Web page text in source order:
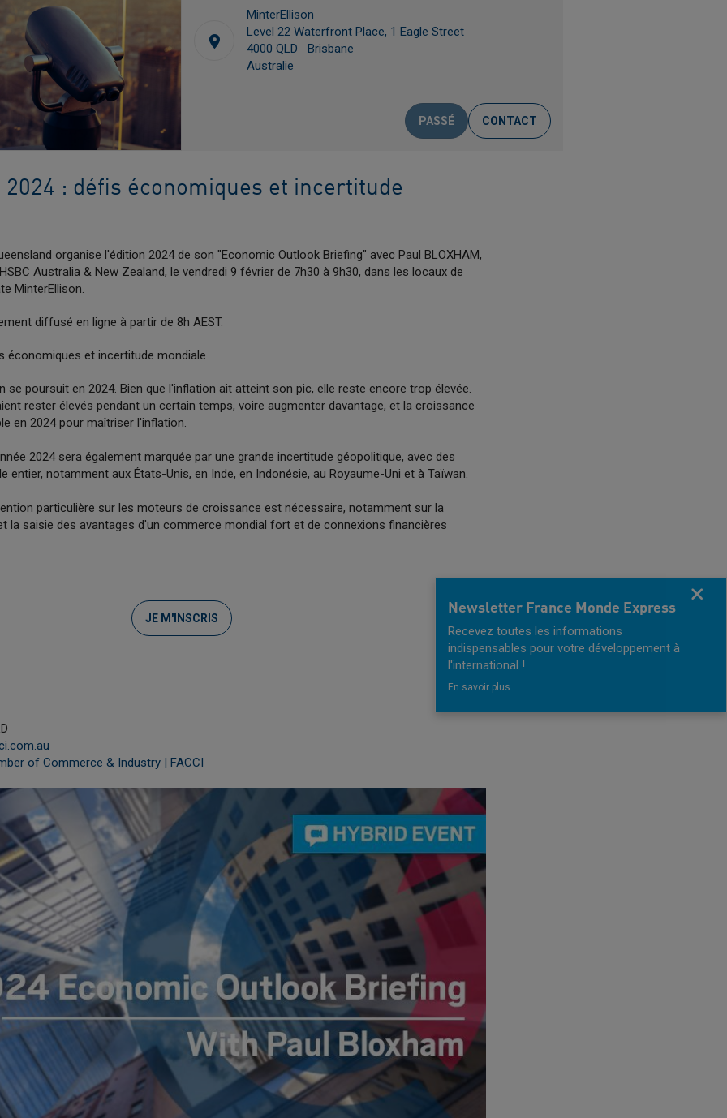
MinterEllison
Level 22 Waterfront Place, 1 Eagle Street
4000 QLD Brisbane
Australie
PASSÉ CONTACT
2024 : défis économiques et incertitude
organise l'édition 2024 de son "Economic Outlook Briefing" avec Paul BLOXHAM,
Australia & New Zealand, le vendredi 9 février de 7h30 à 9h30, dans les locaux de
MinterEllison.
diffusé en ligne à partir de 8h AEST.
économiques et incertitude mondiale
se poursuit en 2024. Bien que l'inflation ait atteint son pic, elle reste encore trop élevée.
rester élevés pendant un certain temps, voire augmenter davantage, et la croissance
en 2024 pour maîtriser l'inflation.
2024 sera également marquée par une grande incertitude géopolitique, avec des
entier, notamment aux États-Unis, en Inde, en Indonésie, au Royaume-Uni et à Taïwan.
particulière sur les moteurs de croissance est nécessaire, notamment sur la
la saisie des avantages d'un commerce mondial fort et de connexions financières
JE M'INSCRIS
of Commerce & Industry | FACCI
Newsletter France Monde Express
Recevez toutes les informations
indispensables pour votre développement à
l'international !
En savoir plus